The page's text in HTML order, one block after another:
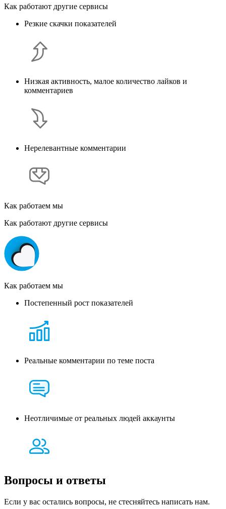
Как работают другие сервисы
Резкие скачки показателей
Низкая активность, малое количество лайков и
комментариев
Нерелевантные комментарии
Как работаем мы
Как работают другие сервисы
Как работаем мы
Постепенный рост показателей
Реальные комментарии по теме поста
Неотличимые от реальных людей аккаунты
Вопросы и ответы
Если у вас остались вопросы, не стесняйтесь написать нам.